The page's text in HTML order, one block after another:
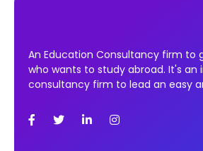
An Education Consultancy firm to
who wants to study abroad. It's an
consultancy firm to lead an easy